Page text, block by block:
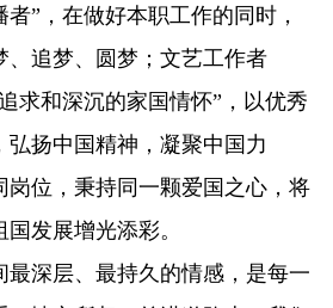
”，在做好本职工作的同时，
、追梦、圆梦；文艺工作者
求和深沉的家国情怀”，以优秀
弘扬中国精神，凝聚中国力
位，秉持同一颗爱国之心，将
发展增光添彩。
深层、最持久的情感，是每一